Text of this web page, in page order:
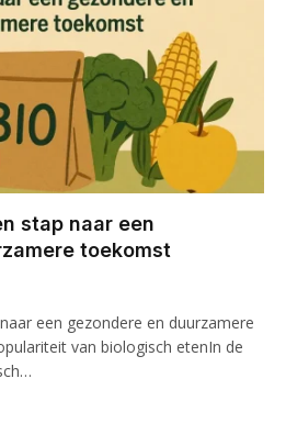
stap naar een
toekomst
een gezondere en duurzamere
van biologisch etenIn de